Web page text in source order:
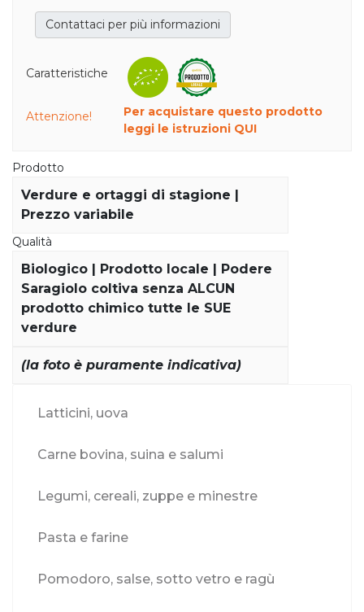
Contattaci per più informazioni
Caratteristiche
Attenzione!
Per acquistare questo prodotto
leggi le istruzioni QUI
Prodotto
Verdure e ortaggi di stagione |
Prezzo variabile
Qualità
Biologico | Prodotto locale | Podere
Saragiolo coltiva senza ALCUN
prodotto chimico tutte le SUE
verdure
(la foto è puramente indicativa)
Latticini, uova
Carne bovina, suina e salumi
Legumi, cereali, zuppe e minestre
Pasta e farine
Pomodoro, salse, sotto vetro e ragù